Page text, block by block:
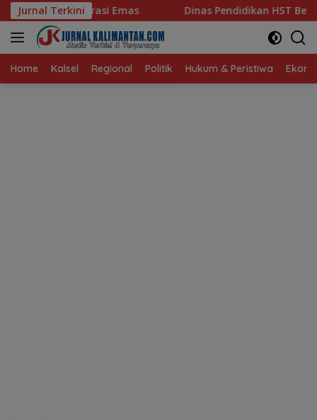
Langsung
ke
konten
Jurnal Terkini
Dinas Pendidikan HST Bentuk 12 Tim Intervensi
Home Kalsel Regional Politik Hukum & Peristiwa